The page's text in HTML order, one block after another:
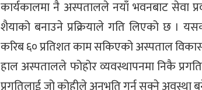
कार्यकालमा नै अस्पतालले नयाँ भवनबाट सेवा
शैयाको बनाउने प्रक्रियाले गति लिएको छ ।
करिब ६० प्रतिशत काम सकिएको अस्पताल
हाल अस्पतालले फोहोर व्यवस्थापनमा निकै